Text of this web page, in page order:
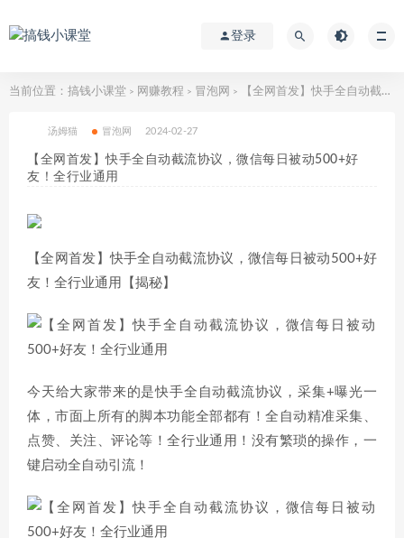
登录
当前位置： 搞钱小课堂 > 网赚教程 > 冒泡网 > 【全网首发】快手全自动截流协议，微信每日被动500+好友！全行业通用
汤姆猫 冒泡网 2024-02-27
【全网首发】快手全自动截流协议，微信每日被动500+好
友！全行业通用
【全网首发】快手全自动截流协议，微信每日被动500+好
友！全行业通用【揭秘】
今天给大家带来的是快手全自动截流协议，采集+曝光一
体，市面上所有的脚本功能全部都有！全自动精准采集、
点赞、关注、评论等！全行业通用！没有繁琐的操作，一
键启动全自动引流！